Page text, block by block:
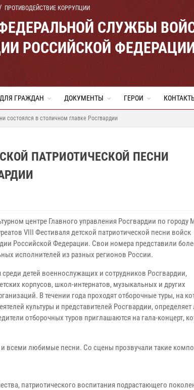
ПРОТИВОДЕЙСТВИЕ КОРРУПЦИИ
СЛУЖБЫ
РОССИЙСКОЙ
ДЛЯ ГРАЖДАН ДОКУМЕНТЫ ГЕРОИ
состоялся в столичном главке Росгвардии
ПАТРИОТИЧЕСКОЙ ПЕСНИ
центре Главного управления Росгвардии по городу
VIII Фестиваля детской патриотической песни войск
Российской Федерации. Свои номера представили
исполнителей из разных регионов России.
среди детей военнослужащих и сотрудников Росгвардии,
корпусов, школ-интернатов, музыкальных и других
В течении года проходят отборочные туры, на
культуры и представителей Росгвардии,
отборочных туров приглашаются на гала-концерт,
любимые песни. Со сцены прозвучали такие
патриотического воспитания подрастающего